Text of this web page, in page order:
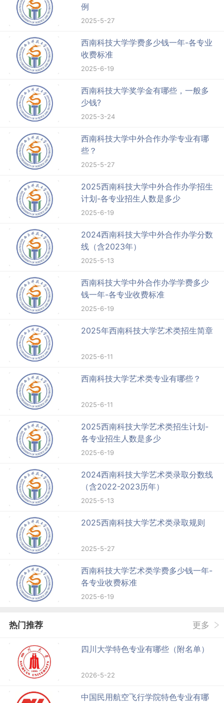
例
2025-5-27
西南科技大学学费多少钱一年-各专业
收费标准
2025-6-19
西南科技大学奖学金有哪些，一般多
少钱?
2025-3-24
西南科技大学中外合作办学专业有哪
些？
2025-5-27
2025西南科技大学中外合作办学招生
计划-各专业招生人数是多少
2025-6-19
2024西南科技大学中外合作办学分数
线（含2023年）
2025-5-13
西南科技大学中外合作办学学费多少
钱一年-各专业收费标准
2025-6-19
2025年西南科技大学艺术类招生简章
2025-6-11
西南科技大学艺术类专业有哪些？
2025-6-11
2025西南科技大学艺术类招生计划-
各专业招生人数是多少
2025-6-19
2024西南科技大学艺术类录取分数线
（含2022-2023历年）
2025-5-13
2025西南科技大学艺术类录取规则
2025-5-27
西南科技大学艺术类学费多少钱一年-
各专业收费标准
2025-6-19
热门推荐 更多
四川大学特色专业有哪些（附名单）
2026-5-22
中国民用航空飞行学院特色专业有哪